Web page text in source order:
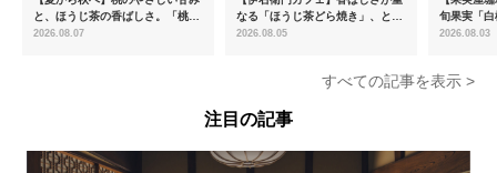
と、ほうじ茶の香ばしさ。「桃と
ほうじ茶のあんみつ」を8月中旬
2026.08.07
なる「ほうじ茶どら焼き」、とろ
ける「宇治抹茶ティラミス」が新
2026.08.05
旬果実「
限定販売
2026.08.03
すべての記事を表示 >
注目の記事